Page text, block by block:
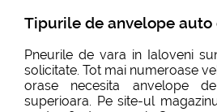
Tipurile de anvelope auto
Pneurile de vara in Ialoveni
solicitate. Tot mai numeroase
orase necesita anvelope
superioara. Pe site-ul